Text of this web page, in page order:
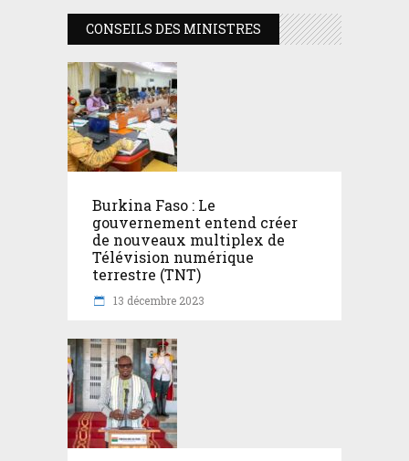
CONSEILS DES MINISTRES
Burkina Faso : Le
gouvernement entend créer
de nouveaux multiplex de
Télévision numérique
terrestre (TNT)
13 décembre 2023